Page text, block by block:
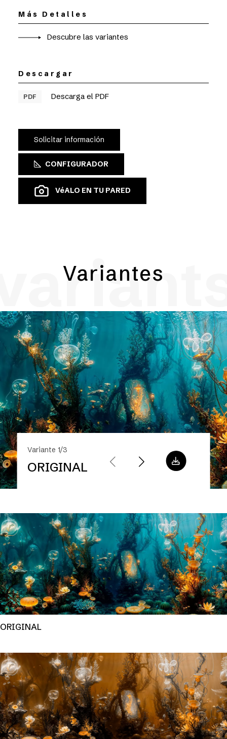
Más Detalles
Descubre las variantes
Descargar
PDF Descarga el PDF
Solicitar información
CONFIGURADOR
VéALO EN TU PARED
Variantes
Variante 1/3
ORIGINAL
ORIGINAL